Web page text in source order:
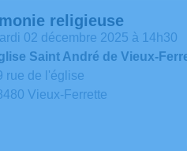
religieuse
mardi 02 décembre 2025 à 14h30
Saint André de Vieux-
rue de l'église
Vieux-Ferrette